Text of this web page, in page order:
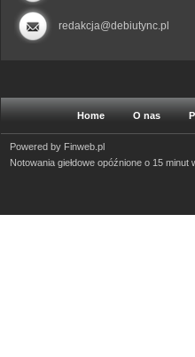
redakcja@debiutync.pl
Home O nas
Powered by Finweb.pl
Notowania giełdowe opóźnione o 15